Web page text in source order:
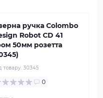
ручка Colombo
Robot CD 41
50мм розетта
товару: 30345
0